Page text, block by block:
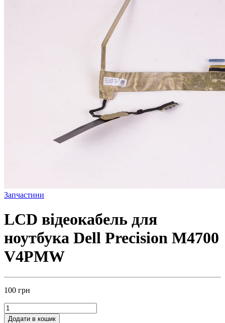
Запчастини
LCD відеокабель для
ноутбука Dell Precision M4700
V4PMW
100 грн
Додати в кошик